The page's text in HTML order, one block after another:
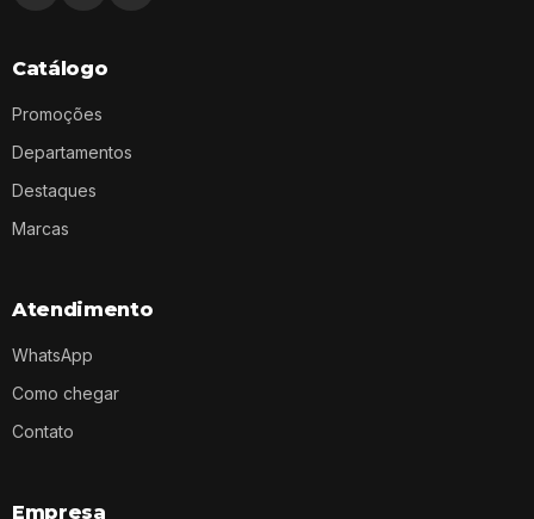
Catálogo
Promoções
Departamentos
Destaques
Marcas
Atendimento
WhatsApp
Como chegar
Contato
Empresa